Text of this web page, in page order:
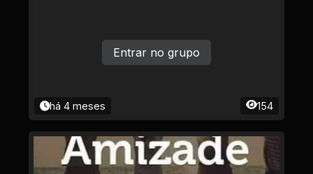
há 4 meses 154
Entrar no grupo